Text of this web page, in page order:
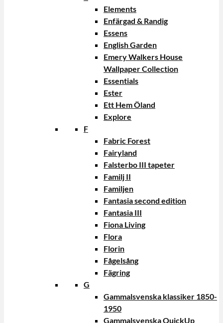
Elements
Enfärgad & Randig
Essens
English Garden
Emery Walkers House
Wallpaper Collection
Essentials
Ester
Ett Hem Öland
Explore
F
Fabric Forest
Fairyland
Falsterbo III tapeter
Familj II
Familjen
Fantasia second edition
Fantasia III
Fiona Living
Flora
Florin
Fågelsång
Fägring
G
Gammalsvenska klassiker 1850-
1950
Gammalsvenska QuickUp